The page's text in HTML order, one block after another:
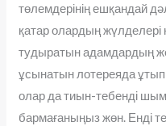
төлемдерінің ешқандай
қатар олардың жүлделері
тудыратын адамдардың
ұсынатын лотереяда ұтып
олар да тиын-тебенді
бармағаныңыз жөн. Енді